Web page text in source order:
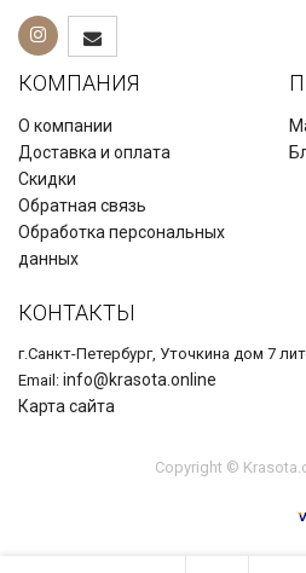
КОМПАНИЯ
О компании
Доставка и оплата
Скидки
Обратная связь
Обработка персональных
данных
КОНТАКТЫ
г.Санкт-Петербург, Уточкина дом 7
Email: info@krasota.online
Карта сайта
Copyright ©